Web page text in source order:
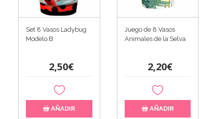
Set 8 Vasos Ladybug
Modelo B
2,50€
AÑADIR
Juego de 8 Vasos
Animales de la Selva
2,20€
AÑADIR